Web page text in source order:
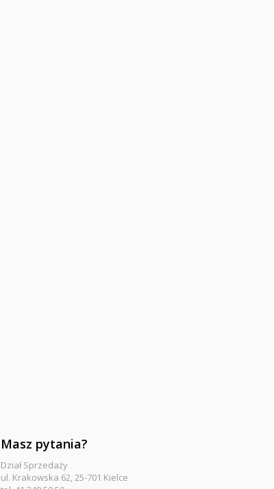
Masz pytania?
Dział Sprzedaży
ul. Krakowska 62, 25-701 Kielce